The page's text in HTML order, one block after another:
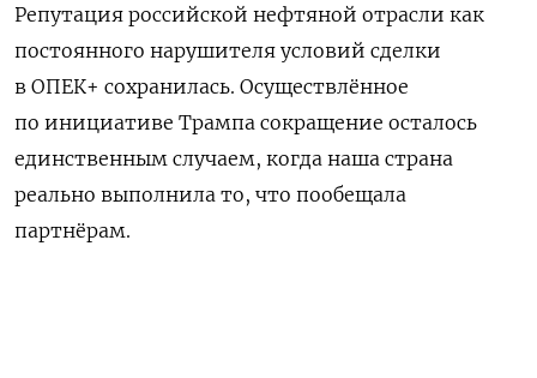
Репутация российской нефтяной отрасли как
постоянного нарушителя условий сделки
в ОПЕК+ сохранилась. Осуществлённое
по инициативе Трампа сокращение осталось
единственным случаем, когда наша страна
реально выполнила то, что пообещала
партнёрам.